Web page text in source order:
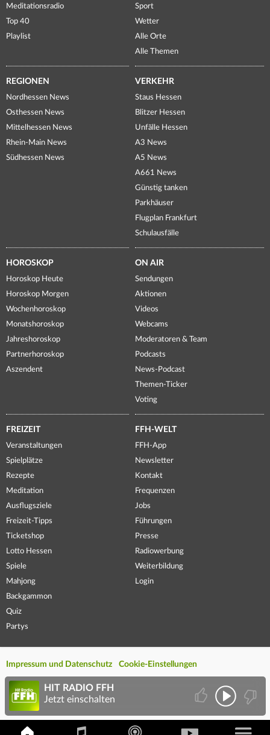
Meditationsradio
Top 40
Playlist
Sport
Wetter
Alle Orte
Alle Themen
REGIONEN
Nordhessen News
Osthessen News
Mittelhessen News
Rhein-Main News
Südhessen News
VERKEHR
Staus Hessen
Blitzer Hessen
Unfälle Hessen
A3 News
A5 News
A661 News
Günstig tanken
Parkhäuser
Flugplan Frankfurt
Schulausfälle
HOROSKOP
Horoskop Heute
Horoskop Morgen
Wochenhoroskop
Monatshoroskop
Jahreshoroskop
Partnerhoroskop
Aszendent
ON AIR
Sendungen
Aktionen
Videos
Webcams
Moderatoren & Team
Podcasts
News-Podcast
Themen-Ticker
Voting
FREIZEIT
Veranstaltungen
Spielplätze
Rezepte
Meditation
Ausflugsziele
Freizeit-Tipps
Ticketshop
Lotto Hessen
Spiele
Mahjong
Backgammon
Quiz
Partys
FFH-WELT
FFH-App
Newsletter
Kontakt
Frequenzen
Jobs
Führungen
Presse
Radiowerbung
Weiterbildung
Login
Impressum und Datenschutz Cookie-Einstellungen
HIT RADIO FFH
Jetzt einschalten